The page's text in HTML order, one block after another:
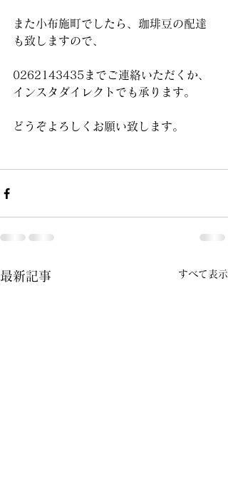
また小布施町でしたら、珈琲豆の配達
も致しますので、
0262143435までご連絡いただくか、
インスタダイレクトでも承ります。
どうぞよろしくお願い致します。
最新記事 すべて表示